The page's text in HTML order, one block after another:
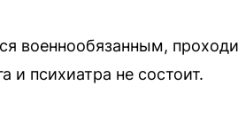
военнообязанным,
и психиатра не состоит.